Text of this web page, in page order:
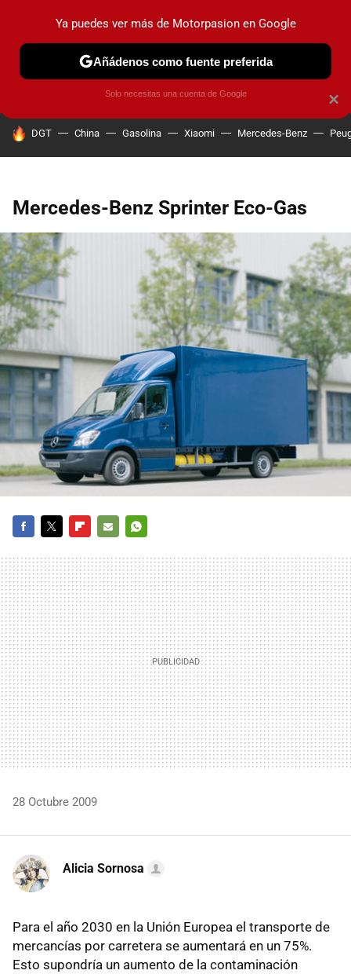
PRUEBAS COCHES ELÉCTRICOS OBSERVATORIO
HOY SE HABLA DE
DGT China Gasolina Xiaomi Mercedes-Benz
Mercedes-Benz Sprinter Eco-Gas
MAIL
28 Octubre 2009
Alicia Sornosa
Para el año 2030 en la Unión Europea el transporte de
mercancías por carretera se aumentará en un 75%.
Esto supondría un aumento de la contaminación
×
Ya puedes ver más de Motorpasion en Google
Añádenos como fuente preferida
Solo necesitas una cuenta de Google